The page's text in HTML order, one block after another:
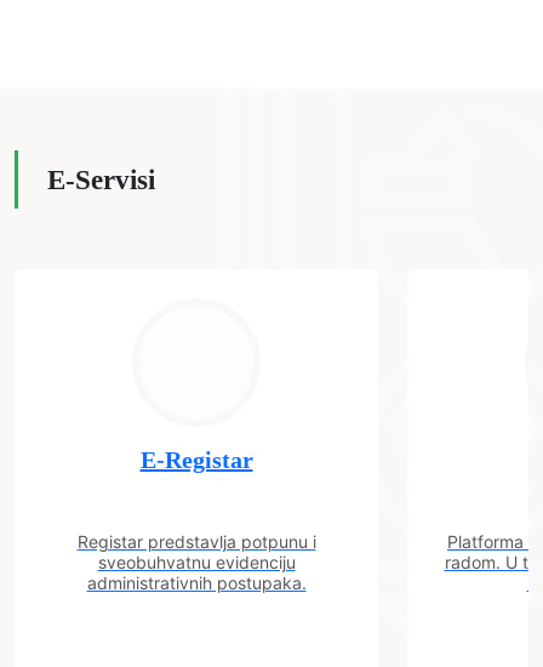
E-Servisi
E-Registar
Registar predstavlja potpunu i
sveobuhvatnu evidenciju
administrativnih postupaka.
Platforma
radom. U